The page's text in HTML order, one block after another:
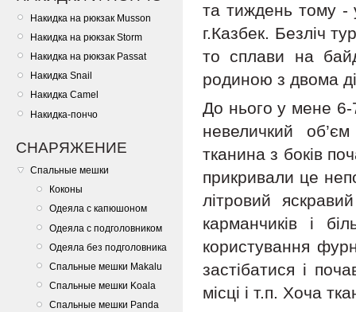
Накидка на рюкзак Musson
Накидка на рюкзак Storm
Накидка на рюкзак Passat
Накидка Snail
Накидка Camel
Накидка-пончо
СНАРЯЖЕНИЕ
Спальные мешки
Коконы
Одеяла с капюшоном
Одеяла с подголовником
Одеяла без подголовника
Спальные мешки Makalu
Спальные мешки Koala
Спальные мешки Panda
та тиждень тому -
г.Казбек. Безліч
то сплави на
родиною з двома
До нього у мене 6-
невеличкий
тканина з боків
прикривали це
літровий
карманчиків і
користування
застібатися і
місці і т.п. Хоча